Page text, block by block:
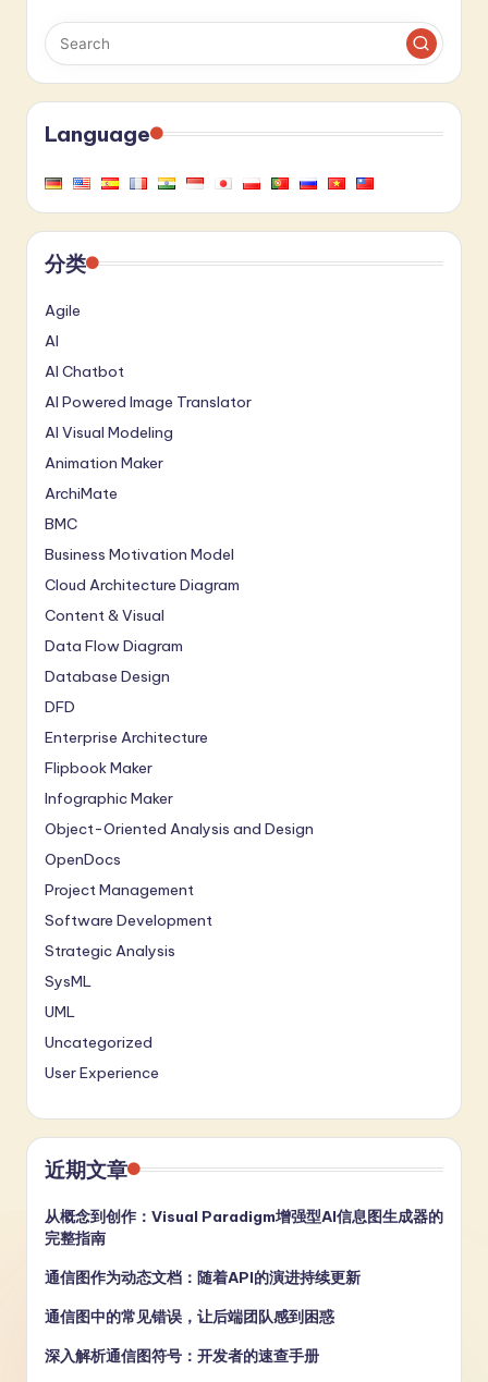
Language
分类
Agile
AI
AI Chatbot
AI Powered Image Translator
AI Visual Modeling
Animation Maker
ArchiMate
BMC
Business Motivation Model
Cloud Architecture Diagram
Content & Visual
Data Flow Diagram
Database Design
DFD
Enterprise Architecture
Flipbook Maker
Infographic Maker
Object-Oriented Analysis and Design
OpenDocs
Project Management
Software Development
Strategic Analysis
SysML
UML
Uncategorized
User Experience
近期文章
从概念到创作：Visual Paradigm增强型AI信息图生成器的
完整指南
通信图作为动态文档：随着API的演进持续更新
通信图中的常见错误，让后端团队感到困惑
深入解析通信图符号：开发者的速查手册